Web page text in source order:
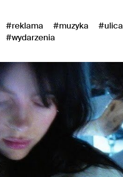
#reklama #muzyka #ulica
#wydarzenia